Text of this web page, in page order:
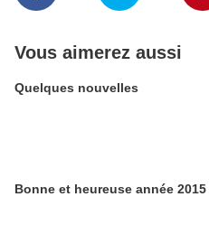
Vous aimerez aussi
Quelques nouvelles
Bonne et heureuse année 2015